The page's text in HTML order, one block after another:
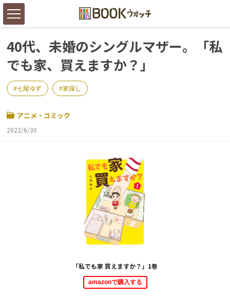
40代、未婚のシングルマザー。「私
でも家、買えますか？」
七尾ゆず 家探し
アニメ・コミック
2022/6/30
「私でも家 買えますか？」1巻
amazonで購入する